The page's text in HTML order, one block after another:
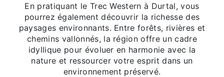
En pratiquant le Trec Western à Durtal, vous
pourrez également découvrir la richesse des
paysages environnants. Entre forêts, rivières et
chemins vallonnés, la région offre un cadre
idyllique pour évoluer en harmonie avec la
nature et ressourcer votre esprit dans un
environnement préservé.